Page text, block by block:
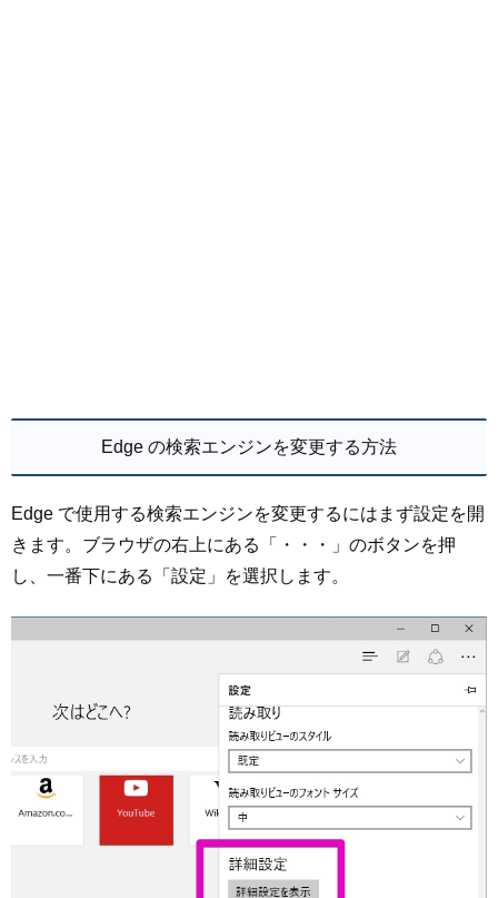
Edge の検索エンジンを変更する方法
Edge で使用する検索エンジンを変更するにはまず設定を開
きます。ブラウザの右上にある「・・・」のボタンを押
し、一番下にある「設定」を選択します。